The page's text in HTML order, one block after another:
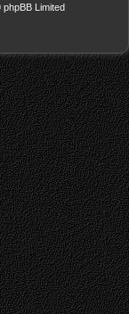
Limited